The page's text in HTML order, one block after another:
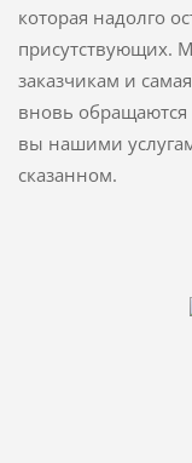
которая надолго
присутствующих.
заказчикам и
вновь
вы нашими
сказанном.